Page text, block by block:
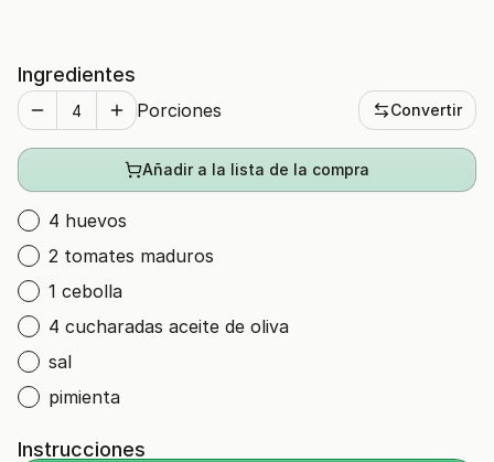
Ingredientes
Porciones Convertir
Añadir a la lista de la compra
4 huevos
2 tomates maduros
1 cebolla
4 cucharadas aceite de oliva
sal
pimienta
Instrucciones